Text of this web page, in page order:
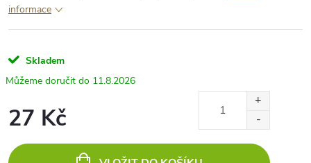
informace
Skladem
11.8.2026
27 Kč
cena: